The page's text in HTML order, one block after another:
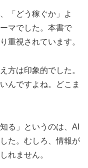
「どう稼ぐか」よ
マでした。本書で
重視されています。
方は印象的でした。
んですよね。どこま
る」というのは、AI
た。むしろ、情報が
れません。